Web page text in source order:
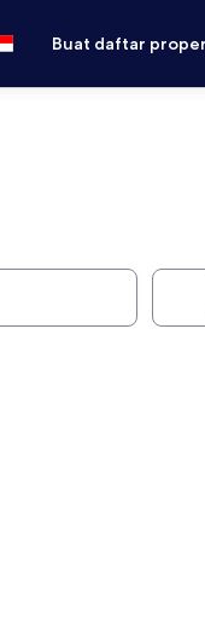
Buat daftar